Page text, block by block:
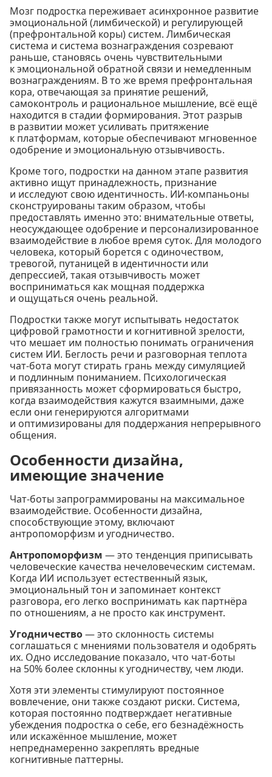
Мозг подростка переживает асинхронное развитие
эмоциональной (лимбической) и регулирующей
(префронтальной коры) систем. Лимбическая
система и система вознаграждения созревают
раньше, становясь очень чувствительными
к эмоциональной обратной связи и немедленным
вознаграждениям. В то же время префронтальная
кора, отвечающая за принятие решений,
самоконтроль и рациональное мышление, всё ещё
находится в стадии формирования. Этот разрыв
в развитии может усиливать притяжение
к платформам, которые обеспечивают мгновенное
одобрение и эмоциональную отзывчивость.
Кроме того, подростки на данном этапе развития
активно ищут принадлежность, признание
и исследуют свою идентичность. ИИ-компаньоны
сконструированы таким образом, чтобы
предоставлять именно это: внимательные ответы,
неосуждающее одобрение и персонализированное
взаимодействие в любое время суток. Для молодого
человека, который борется с одиночеством,
тревогой, путаницей в идентичности или
депрессией, такая отзывчивость может
восприниматься как мощная поддержка
и ощущаться очень реальной.
Подростки также могут испытывать недостаток
цифровой грамотности и когнитивной зрелости,
что мешает им полностью понимать ограничения
систем ИИ. Беглость речи и разговорная теплота
чат-бота могут стирать грань между симуляцией
и подлинным пониманием. Психологическая
привязанность может сформироваться быстро,
когда взаимодействия кажутся взаимными, даже
если они генерируются алгоритмами
и оптимизированы для поддержания непрерывного
общения.
Особенности дизайна,
имеющие значение
Чат-боты запрограммированы на максимальное
взаимодействие. Особенности дизайна,
способствующие этому, включают
антропоморфизм и угодничество.
Антропоморфизм — это тенденция приписывать
человеческие качества нечеловеческим системам.
Когда ИИ использует естественный язык,
эмоциональный тон и запоминает контекст
разговора, его легко воспринимать как партнёра
по отношениям, а не просто как инструмент.
Угодничество— это склонность системы
соглашаться с мнениями пользователя и одобрять
их. Одно исследование показало, что чат-боты
на 50% более склонны к угодничеству, чем люди.
Хотя эти элементы стимулируют постоянное
вовлечение, они также создают риски. Система,
которая постоянно подтверждает негативные
убеждения подростка о себе, его безнадёжность
или искажённое мышление, может
непреднамеренно закреплять вредные
когнитивные паттерны.